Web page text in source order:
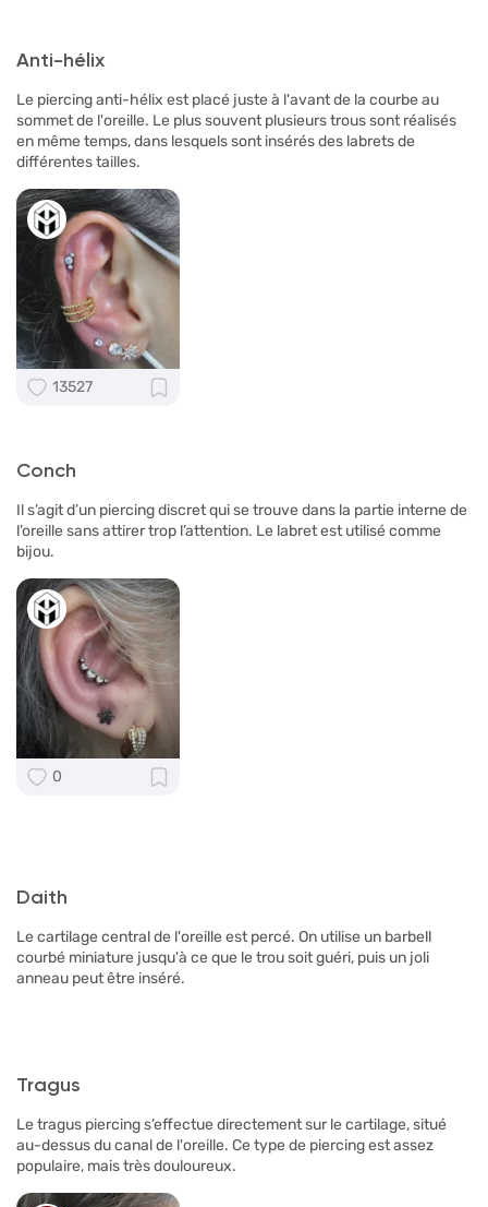
Anti-hélix
Le piercing anti-hélix est placé juste à l'avant de la courbe au
sommet de l'oreille. Le plus souvent plusieurs trous sont réalisés
en même temps, dans lesquels sont insérés des labrets de
différentes tailles.
13527
Conch
Il s’agit d’un piercing discret qui se trouve dans la partie interne de
l’oreille sans attirer trop l’attention. Le labret est utilisé comme
bijou.
0
Daith
Le cartilage central de l'oreille est percé. On utilise un barbell
courbé miniature jusqu'à ce que le trou soit guéri, puis un joli
anneau peut être inséré.
Tragus
Le tragus piercing s’effectue directement sur le cartilage, situé
au-dessus du canal de l'oreille. Ce type de piercing est assez
populaire, mais très douloureux.